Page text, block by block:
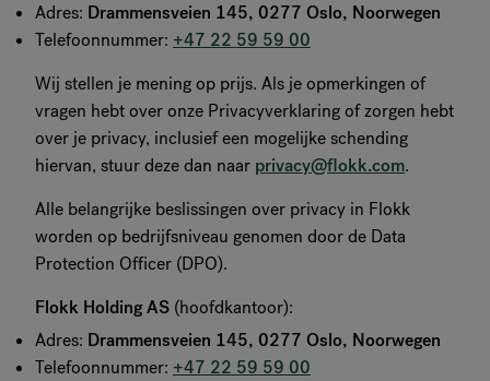
Adres: Drammensveien 145, 0277 Oslo, Noorwegen
Telefoonnummer: +47 22 59 59 00
Wij stellen je mening op prijs. Als je opmerkingen of
vragen hebt over onze Privacyverklaring of zorgen hebt
over je privacy, inclusief een mogelijke schending
hiervan, stuur deze dan naar privacy@flokk.com.
Alle belangrijke beslissingen over privacy in Flokk
worden op bedrijfsniveau genomen door de Data
Protection Officer (DPO).
Flokk Holding AS (hoofdkantoor):
Adres: Drammensveien 145, 0277 Oslo, Noorwegen
Telefoonnummer: +47 22 59 59 00